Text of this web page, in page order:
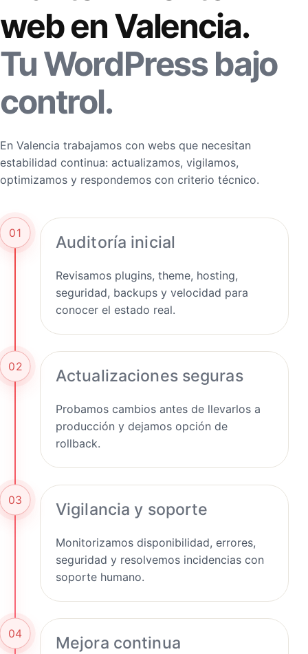
web en Valencia.
Tu WordPress bajo
control.
En Valencia trabajamos con webs que necesitan
estabilidad continua: actualizamos, vigilamos,
optimizamos y respondemos con criterio técnico.
01 Auditoría inicial
Revisamos plugins, theme, hosting,
seguridad, backups y velocidad para
conocer el estado real.
02 Actualizaciones seguras
Probamos cambios antes de llevarlos a
producción y dejamos opción de
rollback.
03 Vigilancia y soporte
Monitorizamos disponibilidad, errores,
seguridad y resolvemos incidencias con
soporte humano.
04 Mejora continua